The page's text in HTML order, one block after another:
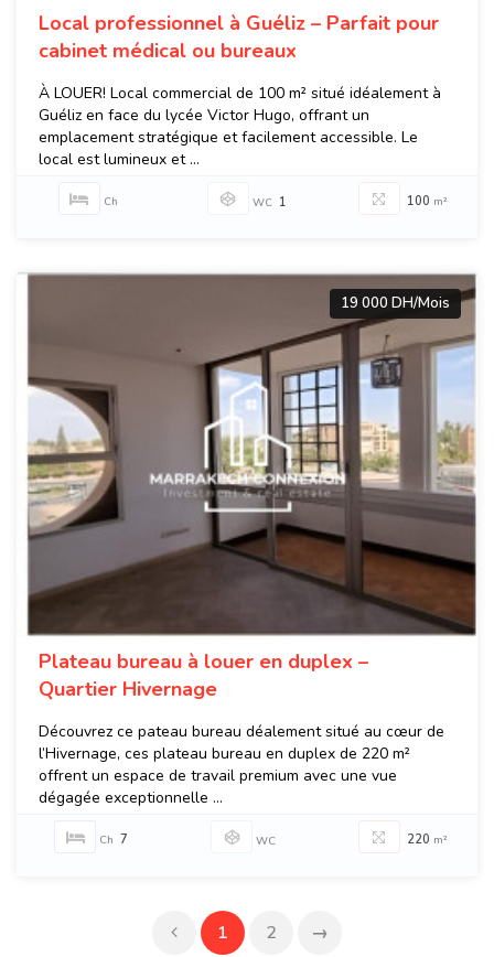
Local professionnel à Guéliz – Parfait pour
cabinet médical ou bureaux
À LOUER! Local commercial de 100 m² situé idéalement à
Guéliz en face du lycée Victor Hugo, offrant un
emplacement stratégique et facilement accessible. Le
local est lumineux et ...
Ch WC 1 100 m²
19 000 DH/Mois
Plateau bureau à louer en duplex –
Quartier Hivernage
Découvrez ce pateau bureau déalement situé au cœur de
l’Hivernage, ces plateau bureau en duplex de 220 m²
offrent un espace de travail premium avec une vue
dégagée exceptionnelle ...
Ch 7 WC 220 m²
1 2 →